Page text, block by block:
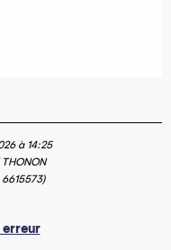
à 14:25
6615573)